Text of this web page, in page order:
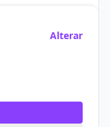
Alterar